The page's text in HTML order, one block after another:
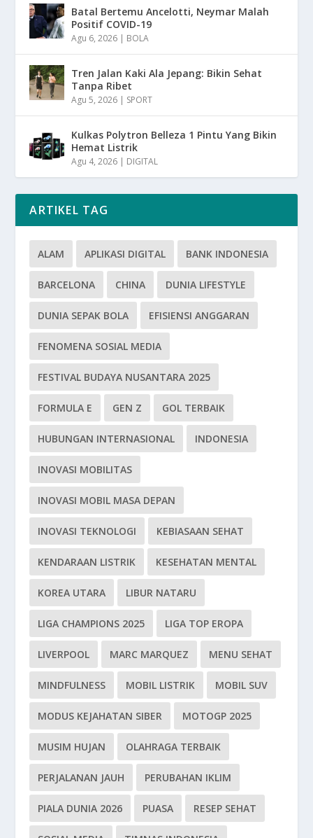
Batal Bertemu Ancelotti, Neymar Malah
Positif COVID-19
Agu 6, 2026 | BOLA
Tren Jalan Kaki Ala Jepang: Bikin Sehat
Tanpa Ribet
Agu 5, 2026 | SPORT
Kulkas Polytron Belleza 1 Pintu Yang Bikin
Hemat Listrik
Agu 4, 2026 | DIGITAL
ARTIKEL TAG
ALAM APLIKASI DIGITAL BANK INDONESIA
BARCELONA CHINA DUNIA LIFESTYLE
DUNIA SEPAK BOLA EFISIENSI ANGGARAN
FENOMENA SOSIAL MEDIA
FESTIVAL BUDAYA NUSANTARA 2025
FORMULA E GEN Z GOL TERBAIK
HUBUNGAN INTERNASIONAL INDONESIA
INOVASI MOBILITAS
INOVASI MOBIL MASA DEPAN
INOVASI TEKNOLOGI KEBIASAAN SEHAT
KENDARAAN LISTRIK KESEHATAN MENTAL
KOREA UTARA LIBUR NATARU
LIGA CHAMPIONS 2025 LIGA TOP EROPA
LIVERPOOL MARC MARQUEZ MENU SEHAT
MINDFULNESS MOBIL LISTRIK MOBIL SUV
MODUS KEJAHATAN SIBER MOTOGP 2025
MUSIM HUJAN OLAHRAGA TERBAIK
PERJALANAN JAUH PERUBAHAN IKLIM
PIALA DUNIA 2026 PUASA RESEP SEHAT